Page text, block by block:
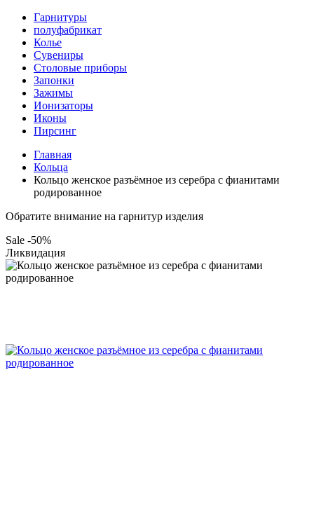
Гарнитуры
полуфабрикат
Колье
Сувениры
Столовые приборы
Запонки
Зажимы
Ионизаторы
Иконы
Пирсинг
Главная
Кольца
Кольцо женское разъёмное из серебра с фианитами
родированное
Обратите внимание на гарнитур изделия
Sale -50%
Ликвидация